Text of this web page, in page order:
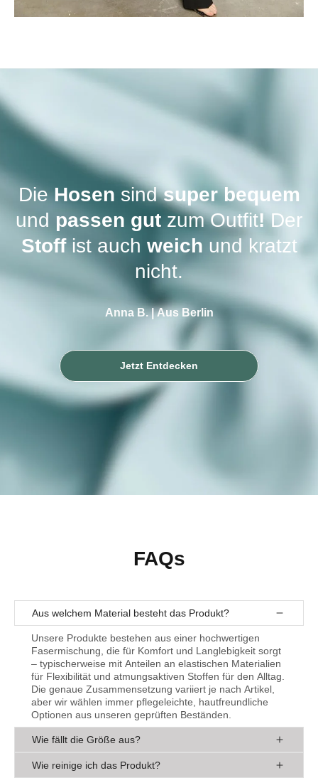
DieHosen sindsuper bequem
und passen gut zum Outfit!Der
Stoffist auch weich und kratzt
nicht.
Anna B. | Aus Berlin
Jetzt Entdecken
FAQs
Aus welchem Material besteht das Produkt?
Unsere Produkte bestehen aus einer hochwertigen
Fasermischung, die für Komfort und Langlebigkeit sorgt
– typischerweise mit Anteilen an elastischen Materialien
für Flexibilität und atmungsaktiven Stoffen für den Alltag.
Die genaue Zusammensetzung variiert je nach Artikel,
aber wir wählen immer pflegeleichte, hautfreundliche
Optionen aus unseren geprüften Beständen.
Wie fällt die Größe aus?
Die Passform ist bei Produkten auf Komfort ausgelegt –
Wie reinige ich das Produkt?